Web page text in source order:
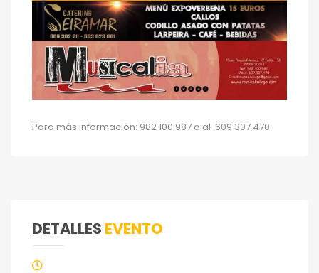
Para más información: 982 100 987 o al 609 307 470
DETALLES EVENTO